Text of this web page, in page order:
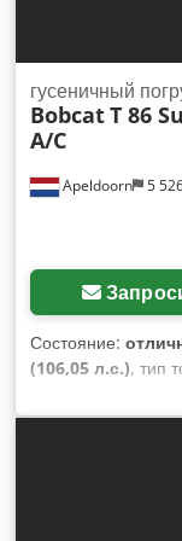
Apeldoorn 5
гусеничный
BobcatT 86
A/C
Состояние:
(106,05 л.с.), тип
выпуска:2023,
,